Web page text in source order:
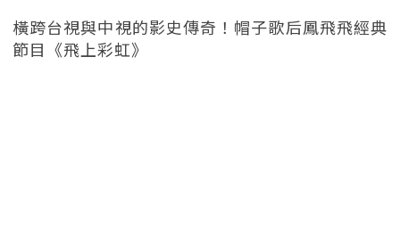
橫跨台視與中視的影史傳奇！帽子歌后鳳飛飛經典
節目《飛上彩虹》